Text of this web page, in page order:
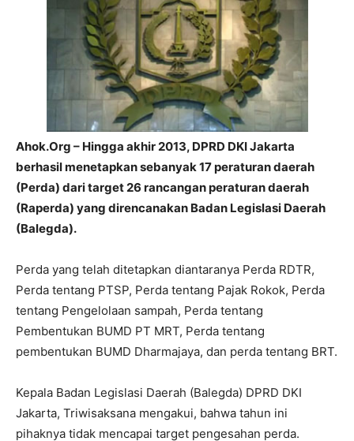
Ahok.Org – Hingga akhir 2013, DPRD DKI Jakarta
berhasil menetapkan sebanyak 17 peraturan daerah
(Perda) dari target 26 rancangan peraturan daerah
(Raperda) yang direncanakan Badan Legislasi Daerah
(Balegda).
Perda yang telah ditetapkan diantaranya Perda RDTR,
Perda tentang PTSP, Perda tentang Pajak Rokok, Perda
tentang Pengelolaan sampah, Perda tentang
Pembentukan BUMD PT MRT, Perda tentang
pembentukan BUMD Dharmajaya, dan perda tentang BRT.
Kepala Badan Legislasi Daerah (Balegda) DPRD DKI
Jakarta, Triwisaksana mengakui, bahwa tahun ini
pihaknya tidak mencapai target pengesahan perda.